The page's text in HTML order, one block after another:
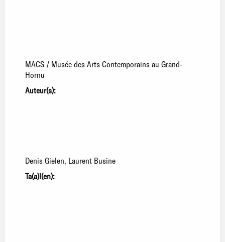
MACS / Musée des Arts Contemporains au Grand-
Hornu
Auteur(s):
Denis Gielen Laurent Busine
Ta(a)l(en):